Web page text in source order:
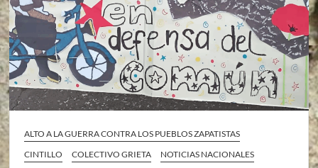
ALTO A LA GUERRA CONTRA LOS PUEBLOS ZAPATISTAS
CINTILLO
COLECTIVO GRIETA
NOTICIAS NACIONALES